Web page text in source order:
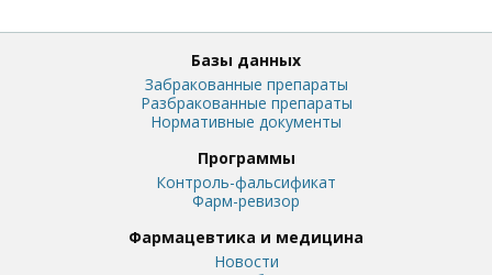
Базы данных
Забракованные препараты
Разбракованные препараты
Нормативные документы
Программы
Контроль-фальсификат
Фарм-ревизор
Фармацевтика и медицина
Новости